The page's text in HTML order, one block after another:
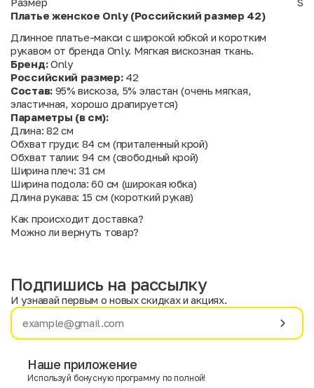
Платье женское Only (Российский размер 42)
Длинное платье-макси с широкой юбкой и коротким
рукавом от бренда Only. Мягкая вискозная ткань.
Бренд:Only
Российский размер:42
Состав:95% вискоза, 5% эластан (очень мягкая,
эластичная, хорошо драпируется)
Параметры (в см):
Длина: 82 см
Обхват груди: 84 см (приталенный крой)
Обхват талии: 94 см (свободный крой)
Ширина плеч: 31 см
Ширина подола: 60 см (широкая юбка)
Длина рукава: 15 см (короткий рукав)
Как происходит доставка?
Можно ли вернуть товар?
Имя
E-mail
Подпишись на рассылку
И узнавай первым о новых скидках и акциях.
Наше приложение
Используй бонусную программу по полной!